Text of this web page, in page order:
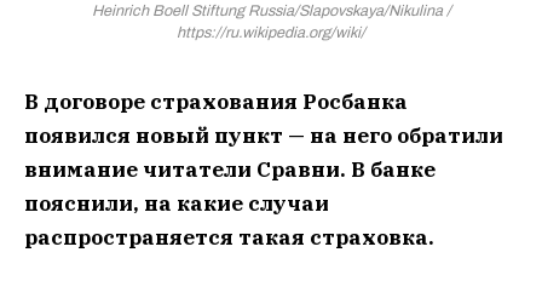
Heinrich Boell Stiftung Russia/Slapovskaya/Nikulina /
https://ru.wikipedia.org/wiki/
В договоре страхования Росбанка
появился новый пункт — на него обратили
внимание читатели Сравни. В банке
пояснили, на какие случаи
распространяется такая страховка.